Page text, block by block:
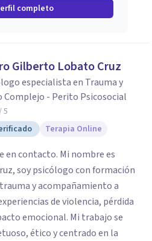
completo
Gilberto Lobato Cruz
especialista en Trauma y
Complejo - Perito Psicosocial
5
Terapia Online
en contacto. Mi nombre es
soy psicólogo con formación
y acompañamiento a
de violencia, pérdida
Mi trabajo se
ético y centrado en la